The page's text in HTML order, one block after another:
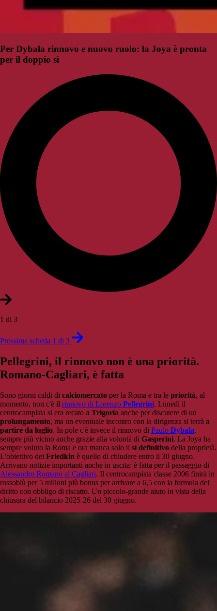
Per Dybala rinnovo e nuovo ruolo: la Joya è pronta
per il doppio sì
1 di 3
Prossima scheda 1 di 3
Pellegrini, il rinnovo non è una priorità.
Romano-Cagliari, è fatta
Sono giorni caldi di calciomercato per la Roma e tra le priorità, al
momento, non c'è il rinnovo di Lorenzo Pellegrini. Lunedì il
centrocampista si era recato a Trigoria anche per discutere di un
prolungamento, ma un eventuale incontro con la dirigenza si terrà a
partire da luglio. In pole c'è invece il rinnovo di Paulo Dybala,
sempre più vicino anche grazie alla volontà di Gasperini. La Joya ha
sempre voluto la Roma e ora manca solo il sì definitivo della proprietà.
L'obiettivo dei Friedkin è quello di chiudere entro il 30 giugno.
Arrivano notizie importanti anche in uscita: è fatta per il passaggio di
Alessandro Romano al Cagliari. Il centrocampista classe 2006 finirà in
rossoblù per 5 milioni più bonus per arrivare a 6,5 con la formula del
diritto con obbligo di riscatto. Un piccolo-grande aiuto in vista della
chiusura del bilancio 2025-26 del 30 giugno.